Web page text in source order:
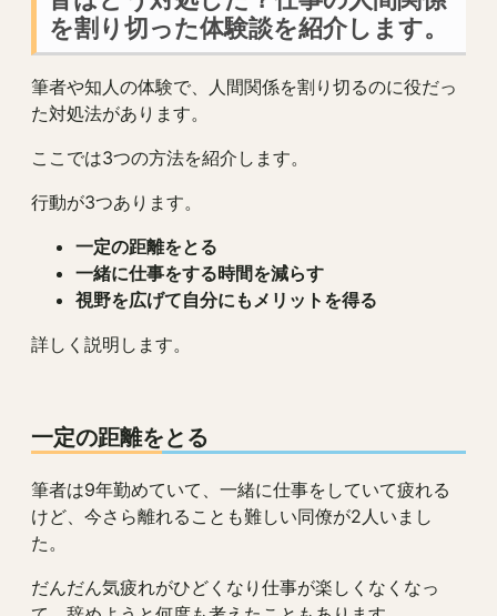
を割り切った体験談を紹介します。
筆者や知人の体験で、人間関係を割り切るのに役だっ
た対処法があります。
ここでは3つの方法を紹介します。
行動が3つあります。
一定の距離をとる
一緒に仕事をする時間を減らす
視野を広げて自分にもメリットを得る
詳しく説明します。
一定の距離をとる
筆者は9年勤めていて、一緒に仕事をしていて疲れる
けど、今さら離れることも難しい同僚が2人いまし
た。
だんだん気疲れがひどくなり仕事が楽しくなくなっ